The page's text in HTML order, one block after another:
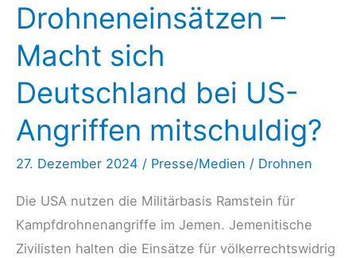
fällt
jeden
Tag
mehr
in
sich
Drohneneinsätzen –
Macht sich
Deutschland bei US-
Angriffen mitschuldig?
27. Dezember 2024 / Presse/Medien / Drohnen
Die USA nutzen die Militärbasis Ramstein für
Kampfdrohnenangriffe im Jemen. Jemenitische
Zivilisten halten die Einsätze für völkerrechtswidrig